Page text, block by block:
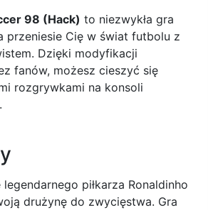
98 (Hack) to niezwykła gra
przeniesie Cię w świat futbolu z
Dzięki modyfikacji
fanów, możesz cieszyć się
rozgrywkami na konsoli
piłkarza Ronaldinho
drużynę do zwycięstwa. Gra